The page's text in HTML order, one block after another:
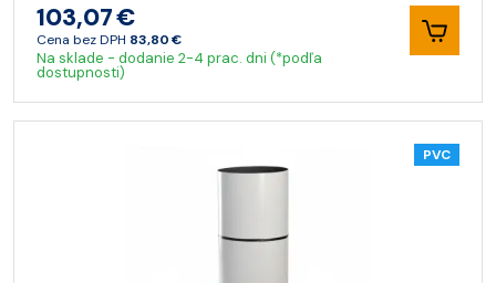
103,07 €
Cena bez DPH 83,80 €
Na sklade - dodanie 2-4 prac. dni (*podľa
dostupnosti)
PVC